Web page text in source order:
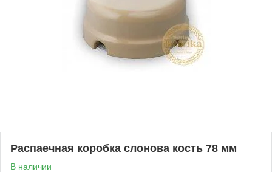
Распаечная коробка слонова кость 78 мм
В наличии